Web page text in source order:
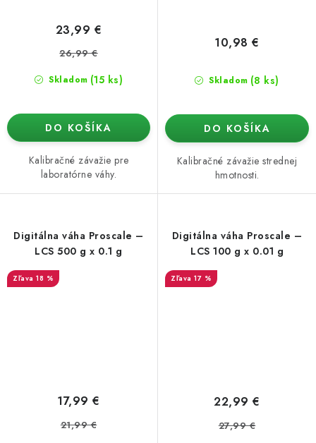
Skladom (15 ks)
23,99 €
26,99 €
DO KOŠÍKA
Kalibračné závažie pre
laboratórne váhy.
Skladom (8 ks)
10,98 €
DO KOŠÍKA
Kalibračné závažie strednej
hmotnosti.
Digitálna váha Proscale –
LCS 500 g x 0.1 g
18 %
17,99 €
21,99 €
Digitálna váha Proscale –
LCS 100 g x 0.01 g
17 %
22,99 €
27,99 €